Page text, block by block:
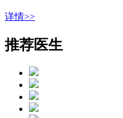
详情>>
推荐医生